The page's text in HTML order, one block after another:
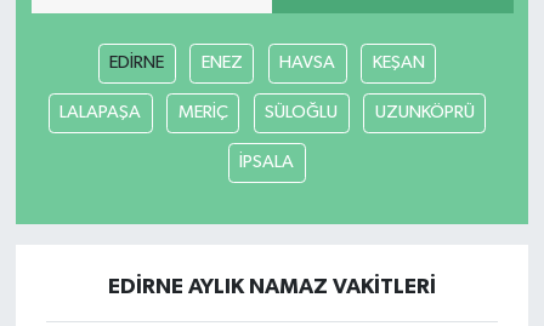
EDİRNE ENEZ HAVSA KEŞAN
LALAPAŞA MERİÇ SÜLOĞLU UZUNKÖPRÜ
İPSALA
EDİRNE AYLIK NAMAZ VAKITLERI